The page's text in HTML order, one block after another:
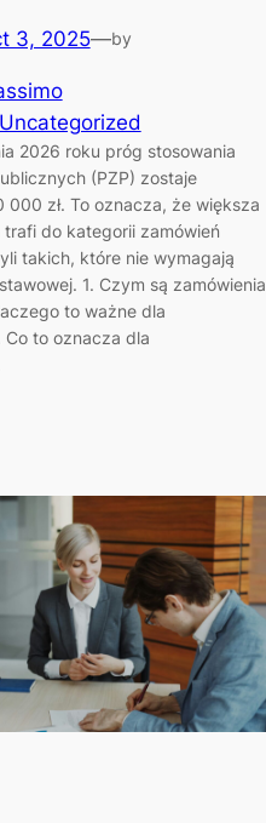
3, 2025—by
Uncategorized
2026 roku próg stosowania
(PZP) zostaje
000 zł. To oznacza, że większa
do kategorii zamówień
takich, które nie wymagają
1. Czym są zamówienia
to ważne dla
to oznacza dla